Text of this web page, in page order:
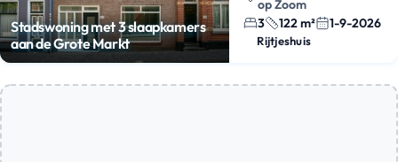
Stadswoning met 3 slaapkamers
aan de Grote Markt
op Zoom
3
122 m² 1-9-2026
Rijtjeshuis